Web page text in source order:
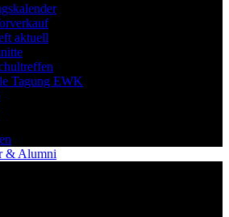
aktuell
Tagung EWK
& Alumni